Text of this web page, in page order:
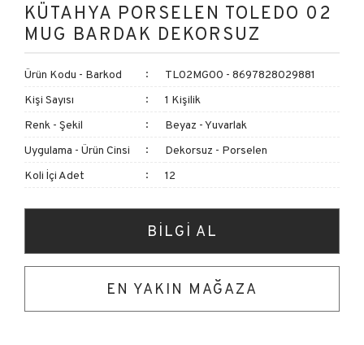
KÜTAHYA PORSELEN TOLEDO 02
MUG BARDAK DEKORSUZ
Ürün Kodu - Barkod
TL02MG00 - 8697828029881
Kişi Sayısı
1 Kişilik
Renk - Şekil
Beyaz - Yuvarlak
Uygulama - Ürün Cinsi
Dekorsuz - Porselen
Koli İçi Adet
12
BİLGİ AL
EN YAKIN MAĞAZA